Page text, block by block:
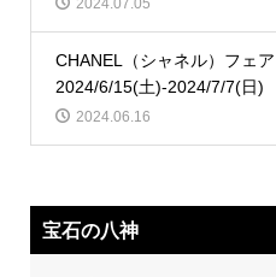
2024.07.05
CHANEL（シャネル）フェア
2024/6/15(土)-2024/7/7(日)
2024.06.16
宝石の八神